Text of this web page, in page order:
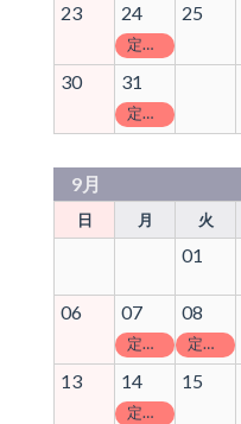
23 24
定休日
25
30 31
定休日
9月
日 月 火
01
06 07
定休日
08
定休日
13 14
定休日
15